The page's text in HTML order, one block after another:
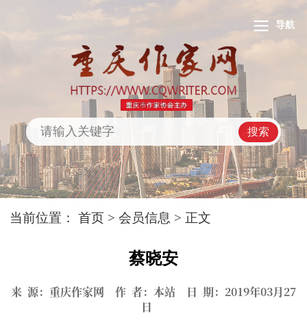
导航
搜索
当前位置：首页 >会员信息 > 正文
蔡晓安
来 源：重庆作家网 作 者：本站 日 期：2019年03月27
日